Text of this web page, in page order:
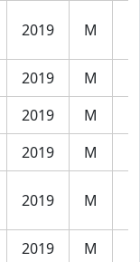
2019 M
2019 M
2019 M
2019 M
2019 M
2019 M